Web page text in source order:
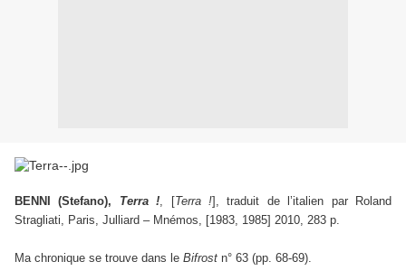
BENNI (Stefano), Terra !, [Terra !], traduit de l’italien par Roland
Stragliati, Paris, Julliard – Mnémos, [1983, 1985] 2010, 283 p.
Ma chronique se trouve dans le Bifrost n° 63 (pp. 68-69).